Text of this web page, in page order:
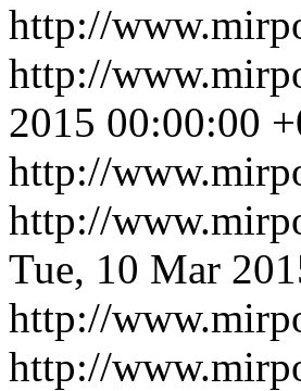
http://
http://
2015 00:00:00
http://
http://
Tue, 10 Mar
http://
http://